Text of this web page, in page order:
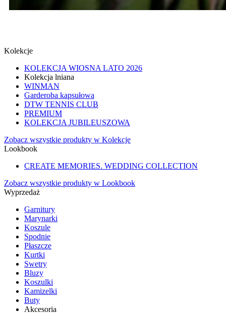
Kolekcje
KOLEKCJA WIOSNA LATO 2026
Kolekcja lniana
WINMAN
Garderoba kapsułowa
DTW TENNIS CLUB
PREMIUM
KOLEKCJA JUBILEUSZOWA
Zobacz wszystkie produkty w Kolekcje
Lookbook
CREATE MEMORIES. WEDDING COLLECTION
Zobacz wszystkie produkty w Lookbook
Wyprzedaż
Garnitury
Marynarki
Koszule
Spodnie
Płaszcze
Kurtki
Swetry
Bluzy
Koszulki
Kamizelki
Buty
Akcesoria